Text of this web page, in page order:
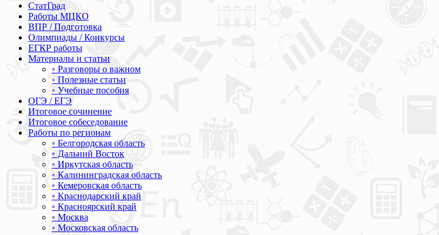
СтатГрад
Работы МЦКО
ВПР / Подготовка
Олимпиады / Конкурсы
ЕГКР работы
Материалы и статьи
◦ Разговоры о важном
◦ Полезные статьи
◦ Учебные пособия
ОГЭ / ЕГЭ
Итоговое сочинение
Итоговое собеседование
Работы по регионам
◦ Белгородская область
◦ Дальний Восток
◦ Иркутская область
◦ Калининградская область
◦ Кемеровская область
◦ Краснодарский край
◦ Красноярский край
◦ Москва
◦ Московская область